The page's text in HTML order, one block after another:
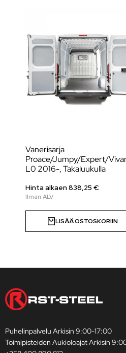
Vanerisarja
Proace/Jumpy/Expert/
L0 2016-, Takaluukulla
Hinta alkaen838,25 €
LISÄÄ OSTOSKORIIN
Puhelinpalvelu Arkisin 9:00-17:00
Toimipisteiden Aukioloajat Arkisin